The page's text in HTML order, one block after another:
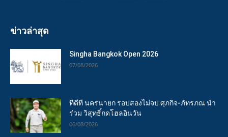
ข่าวล่าสุด
Singha Bangkok Open 2026
07/08/2026
ทีดีที นครนายก รอบสองไม่จบ ศุภกิจ-ภัทรภณ นำ
ร่วม วิสุทธิ์กดโฮลอินวัน
06/08/2026